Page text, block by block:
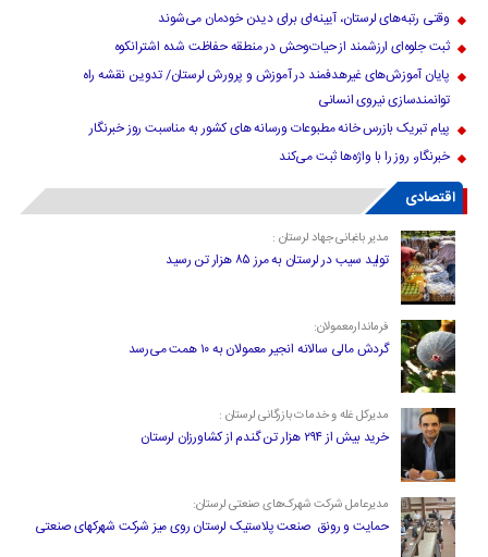
وقتی رتبه‌های لرستان، آیینه‌ای برای دیدن خودمان می‌شوند
ثبت جلوه‌ای ارزشمند از حیات‌وحش در منطقه حفاظت شده اشترانکوه
پایان آموزش‌های غیرهدفمند در آموزش و پرورش لرستان/ تدوین نقشه راه
توانمندسازی نیروی انسانی
پیام تبریک بازرس خانه مطبوعات ورسانه های کشور به مناسبت روز خبرنگار
خبرنگار، روز را با واژه‌ها ثبت می‌کند
اقتصادی
مدیر باغبانی جهاد لرستان :
تولید سیب در لرستان به مرز ۸۵ هزار تن رسید
فرماندارمعمولان:
گردش مالی سالانه انجیر معمولان به ۱۰ همت می‌رسد
مدیرکل غله و خدمات بازرگانی لرستان :
خرید بیش از ۲۹۴ هزار تن گندم از کشاورزان لرستان
مدیرعامل شرکت شهرک‌های صنعتی لرستان:
حمایت و رونق صنعت پلاستیک لرستان روی میز شرکت شهرکهای صنعتی